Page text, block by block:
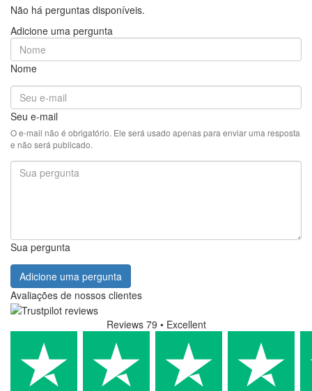
Não há perguntas disponíveis.
Adicione uma pergunta
Nome
Seu e-mail
O e-mail não é obrigatório. Ele será usado apenas para enviar uma resposta
e não será publicado.
Sua pergunta
Adicione uma pergunta
Avaliações de nossos clientes
Reviews 79 • Excellent